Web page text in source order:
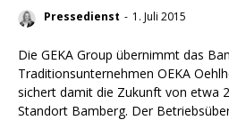
Pressedienst - 1. Juli 2015
Die GEKA Group übernimmt das
Traditionsunternehmen OEKA
sichert damit die Zukunft von etwa
Standort Bamberg. Der